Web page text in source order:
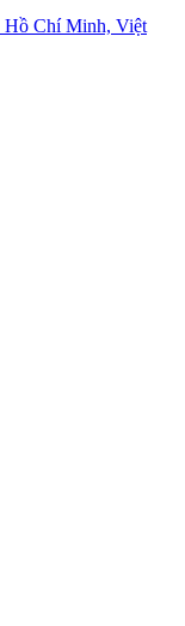
Hồ Chí Minh, Việt